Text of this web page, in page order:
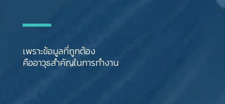
เพราะข้อมูลที่ถูกต้อง
คืออาวุธสำคัญในการทำงาน